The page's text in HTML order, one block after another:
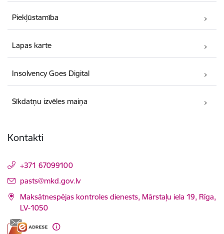
Piekļūstamība
Lapas karte
Insolvency Goes Digital
Sīkdatņu izvēles maiņa
Kontakti
+371 67099100
E-pasts:
pasts@mkd.gov.lv
Maksātnespējas kontroles dienests, Mārstaļu iela 19, Rīga,
LV-1050